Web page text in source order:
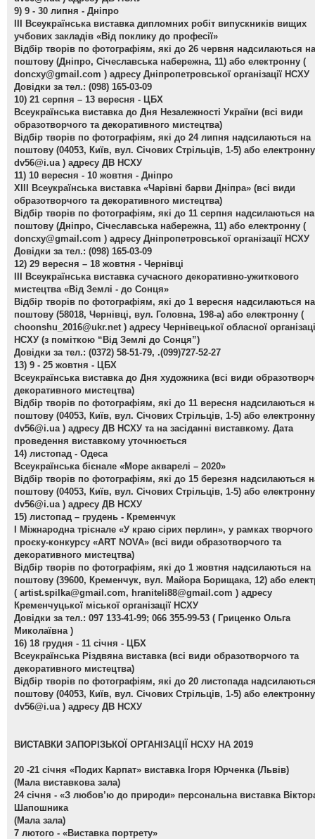
9) 9 - 30 липня - Дніпро
ІІІ Всеукраїнська виставка дипломних робіт випускників вищих
учбових закладів «Від поклику до професії»
Відбір творів по фотографіям, які до 26 червня надсилаються на
поштову (Дніпро, Січеславська набережна, 11) або електронну (
doncxy@gmail.com ) адресу Дніпропетровської організації НСХУ
Довідки за тел.: (098) 165-03-09
10) 21 серпня – 13 вересня - ЦБХ
Всеукраїнська виставка до Дня Незалежності України (всі види
образотворчого та декоративного мистецтва)
Відбір творів по фотографіям, які до 24 липня надсилаються на
поштову (04053, Київ, вул. Січових Стрільців, 1-5) або
dv56@i.ua ) адресу ДВ НСХУ
11) 10 вересня - 10 жовтня - Дніпро
ХІІІ Всеукраїнська виставка «Чарівні барви Дніпра» (всі види
образотворчого та декоративного мистецтва)
Відбір творів по фотографіям, які до 11 серпня надсилаються на
поштову (Дніпро, Січеславська набережна, 11) або електронну (
doncxy@gmail.com ) адресу Дніпропетровської організації НСХУ
Довідки за тел.: (098) 165-03-09
12) 29 вересня – 18 жовтня - Чернівці
ІІІ Всеукраїнська виставка сучасного декоративно-ужиткового
мистецтва «Від Землі - до Сонця»
Відбір творів по фотографіям, які до 1 вересня надсилаються на
поштову (58018, Чернівці, вул. Головна, 198-а) або електронну (
choonshu_2016@ukr.net ) адресу Чернівецької обласної
НСХУ (з поміткою “Від Землі до Сонця”)
Довідки за тел.: (0372) 58-51-79, .(099)727-52-27
13) 9 - 25 жовтня - ЦБХ
Всеукраїнська виставка до Дня художника (всі види
декоративного мистецтва)
Відбір творів по фотографіям, які до 11 вересня надсилаються
поштову (04053, Київ, вул. Січових Стрільців, 1-5) або
dv56@i.ua ) адресу ДВ НСХУ та на засіданні виставкому. Дата
проведення виставкому уточнюється
14) листопад - Одеса
Всеукраїнська бієнале «Море акварелі – 2020»
Відбір творів по фотографіям, які до 15 березня надсилаються
поштову (04053, Київ, вул. Січових Стрільців, 1-5) або
dv56@i.ua ) адресу ДВ НСХУ
15) листопад – грудень - Кременчук
І Міжнародна трієнале «У краю сірих перлин», у рамках творчого
проєку-конкурсу «ART NOVA» (всі види образотворчого та
декоративного мистецтва)
Відбір творів по фотографіям, які до 1 жовтня надсилаються на
поштову (39600, Кременчук, вул. Майора Борищака, 12) або
( artist.spilka@gmail.com, hraniteli88@gmail.com ) адресу
Кременчуцької міської організації НСХУ
Довідки за тел.: 097 133-41-99; 066 355-99-53 ( Гриценко Ольга
Миколаївна )
16) 18 грудня - 11 січня - ЦБХ
Всеукраїнська Різдвяна виставка (всі види образотворчого та
декоративного мистецтва)
Відбір творів по фотографіям, які до 20 листопада
поштову (04053, Київ, вул. Січових Стрільців, 1-5) або
dv56@i.ua ) адресу ДВ НСХУ
ВИСТАВКИ ЗАПОРІЗЬКОЇ ОРГАНІЗАЦІЇ НСХУ НА 2019
20 -21 січня «Подих Карпат» виставка Ігоря Юрченка (Львів)
(Мала виставкова зала)
24 січня - «З любов’ю до природи» персональна виставка
Шапошника
(Мала зала)
7 лютого - «Виставка портрету»